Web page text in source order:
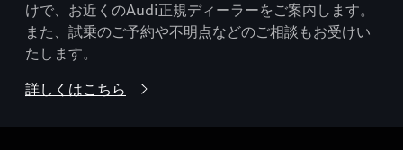
けで、お近くのAudi正規ディーラーをご案内します。
また、試乗のご予約や不明点などのご相談もお受けい
たします。
詳しくはこちら